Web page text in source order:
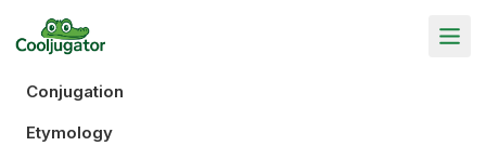
Conjugation
Etymology